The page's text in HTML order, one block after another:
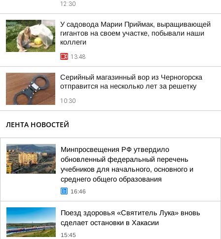
12:30
У садовода Марии Приймак, выращивающей
гигантов на своем участке, побывали наши
коллеги
13:48
Серийный магазинный вор из Черногорска
отправится на несколько лет за решетку
10:30
ЛЕНТА НОВОСТЕЙ
Минпросвещения РФ утвердило
обновленный федеральный перечень
учебников для начального, основного и
среднего общего образования
16:46
Поезд здоровья «Святитель Лука» вновь
сделает остановки в Хакасии
15:45